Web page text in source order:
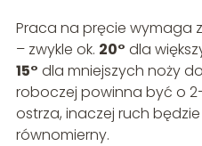
Praca na pręcie wymaga
– zwykle ok. 20° dla
15° dla mniejszych noży
roboczej powinna być o
ostrza, inaczej ruch
równomierny.